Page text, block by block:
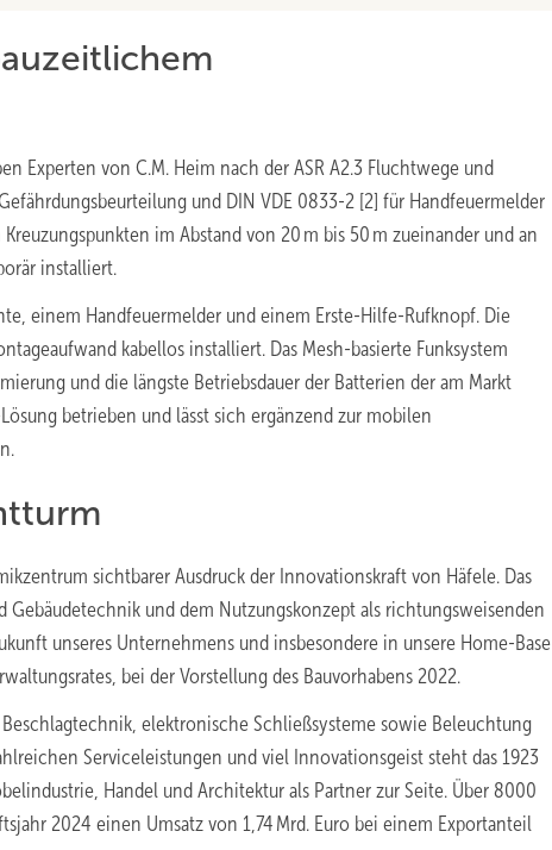
Experten von C.M. Heim nach der ASR A2.3 Fluchtwege und
und DIN VDE 0833-2 [2] für Handfeuermelder
im Abstand von 20 m bis 50 m zueinander und an
installiert.
einem Handfeuermelder und einem Erste-Hilfe-Rufknopf. Die
kabellos installiert. Das Mesh-basierte Funksystem
und die längste Betriebsdauer der Batterien der am Markt
betrieben und lässt sich ergänzend zur mobilen
sichtbarer Ausdruck der Innovationskraft von Häfele. Das
und dem Nutzungskonzept als richtungsweisenden
unseres Unternehmens und insbesondere in unsere Home-Base
bei der Vorstellung des Bauvorhabens 2022.
elektronische Schließsysteme sowie Beleuchtung
Serviceleistungen und viel Innovationsgeist steht das 1923
Handel und Architektur als Partner zur Seite. Über 8000
2024 einen Umsatz von 1,74 Mrd. Euro bei einem Exportanteil